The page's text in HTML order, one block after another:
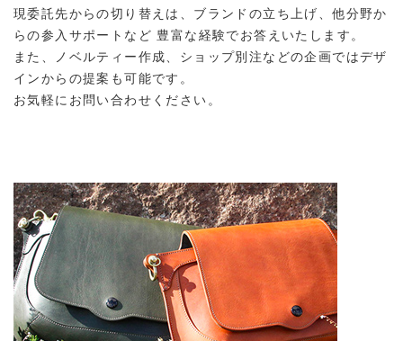
現委託先からの切り替えは、ブランドの立ち上げ、他分野か
らの参入サポートなど 豊富な経験でお答えいたします。
また、ノベルティー作成、ショップ別注などの企画ではデザ
インからの提案も可能です。
お気軽にお問い合わせください。